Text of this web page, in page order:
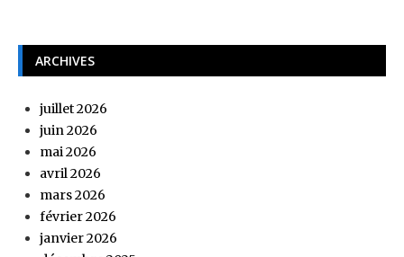
ARCHIVES
juillet 2026
juin 2026
mai 2026
avril 2026
mars 2026
février 2026
janvier 2026